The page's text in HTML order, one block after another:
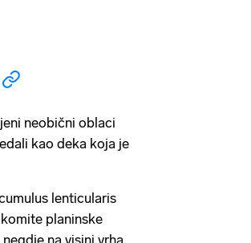
neobični oblaci
kao deka koja je
lenticularis
planinske